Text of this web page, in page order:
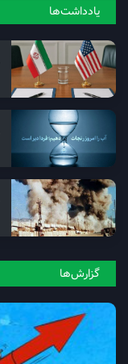
یادداشت‌ها
گزارش‌ها